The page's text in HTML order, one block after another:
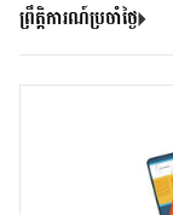
ព្រឹត្តិការណ៍ប្រចាំថ្ងៃ